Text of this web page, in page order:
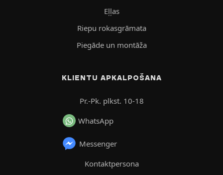
Eļļas
Riepu rokasgrāmata
Piegāde un montāža
KLIENTU APKALPOŠANA
Pr.-Pk. plkst. 10-18
WhatsApp
Messenger
Kontaktpersona